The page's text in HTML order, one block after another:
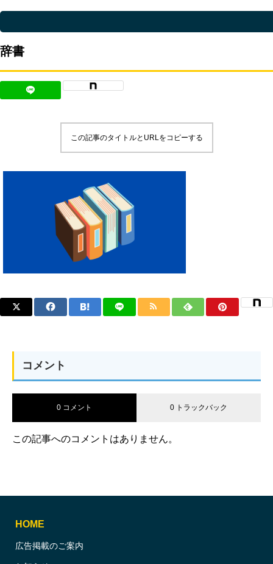
Warning
辞書
この記事のタイトルとURLをコピーする
コメント
0 コメント 0 トラックバック
この記事へのコメントはありません。
HOME
広告掲載のご案内